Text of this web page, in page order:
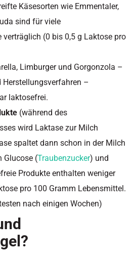
Käsesorten wie Emmentaler,
sind für viele
verträglich (0 bis 0,5 g Laktose pro
Limburger und Gorgonzola –
Herstellungsverfahren –
laktosefrei.
(während des
wird Laktase zur Milch
spaltet dann schon in der Milch
Glucose (Traubenzucker) und
Produkte enthalten weniger
pro 100 Gramm Lebensmittel.
nach einigen Wochen)